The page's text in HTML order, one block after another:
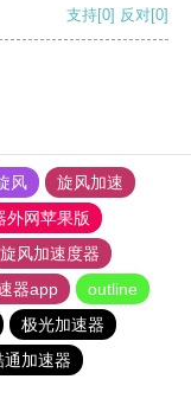
支持[0] 反对[0]
风
旋风加速
外网苹果版
旋风加速度器
器app
outline
极光加速器
通加速器